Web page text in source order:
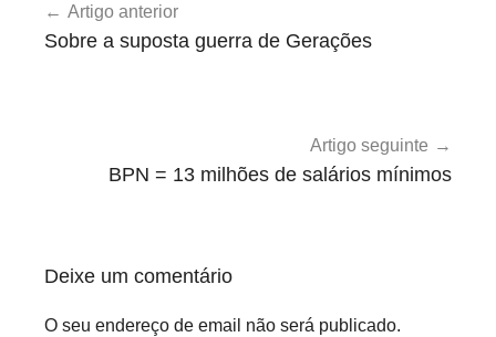
e
de
Artigo anterior
Sobre a suposta guerra de Gerações
Artigo seguinte
BPN = 13 milhões de salários mínimos
Deixe um comentário
O seu endereço de email não será publicado.